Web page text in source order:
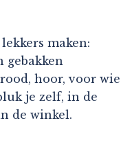
maken:
gebakken
hoor, voor wie
je zelf, in de
de winkel.